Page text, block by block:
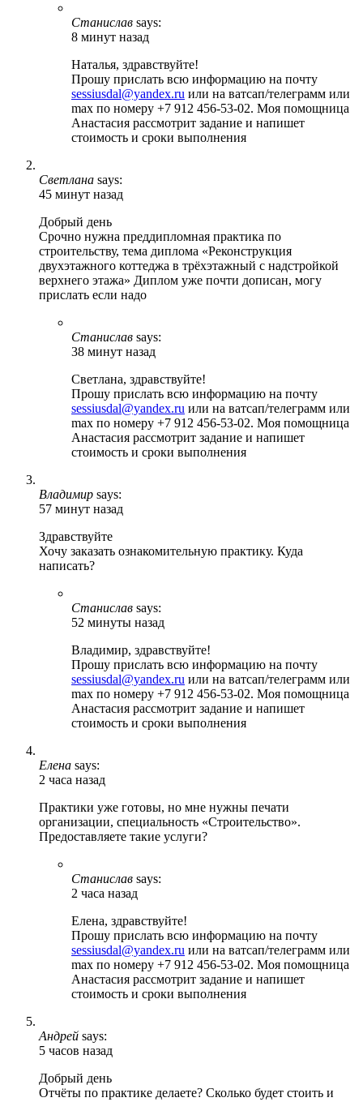
Станислав says:
8 минут назад
Наталья, здравствуйте!
Прошу прислать всю информацию на почту
sessiusdal@yandex.ru или на ватсап/телеграмм или
max по номеру +7 912 456-53-02. Моя помощница
Анастасия рассмотрит задание и напишет
стоимость и сроки выполнения
Светлана says:
45 минут назад
Добрый день
Срочно нужна преддипломная практика по
строительству, тема диплома «Реконструкция
двухэтажного коттеджа в трёхэтажный с надстройкой
верхнего этажа» Диплом уже почти дописан, могу
прислать если надо
Станислав says:
38 минут назад
Светлана, здравствуйте!
Прошу прислать всю информацию на почту
sessiusdal@yandex.ru или на ватсап/телеграмм или
max по номеру +7 912 456-53-02. Моя помощница
Анастасия рассмотрит задание и напишет
стоимость и сроки выполнения
Владимир says:
57 минут назад
Здравствуйте
Хочу заказать ознакомительную практику. Куда
написать?
Станислав says:
52 минуты назад
Владимир, здравствуйте!
Прошу прислать всю информацию на почту
sessiusdal@yandex.ru или на ватсап/телеграмм или
max по номеру +7 912 456-53-02. Моя помощница
Анастасия рассмотрит задание и напишет
стоимость и сроки выполнения
Елена says:
2 часа назад
Практики уже готовы, но мне нужны печати
организации, специальность «Строительство».
Предоставляете такие услуги?
Станислав says:
2 часа назад
Елена, здравствуйте!
Прошу прислать всю информацию на почту
sessiusdal@yandex.ru или на ватсап/телеграмм или
max по номеру +7 912 456-53-02. Моя помощница
Анастасия рассмотрит задание и напишет
стоимость и сроки выполнения
Андрей says:
5 часов назад
Добрый день
Отчёты по практике делаете? Сколько будет стоить и